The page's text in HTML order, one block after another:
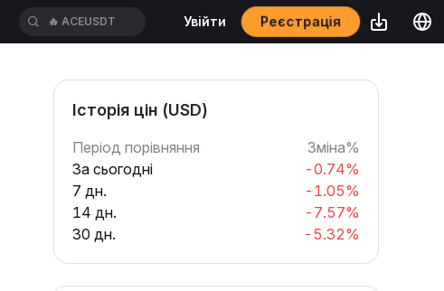
🔥 ACEUSDT Увійти Реєстрація
Історія цін (USD)
Період порівняння
Зміна%
За сьогодні
-0.74%
7 дн.
-1.05%
14 дн.
-7.57%
30 дн.
-5.32%